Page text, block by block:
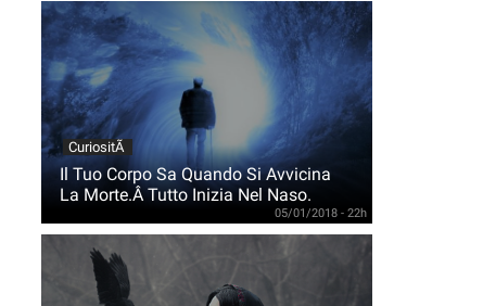
CuriositÃ
Il Tuo Corpo Sa Quando Si Avvicina
La Morte.Â Tutto Inizia Nel Naso.
05/01/2018 - 22h